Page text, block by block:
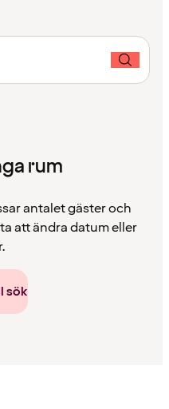
rum
antalet gäster och
att ändra datum eller
sök